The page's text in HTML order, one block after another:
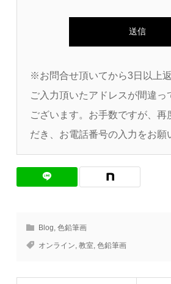
※お問合せ頂いてから3日以上
ご入力頂いたアドレスが間違っ
ございます。お手数ですが、再
だき、お電話番号の入力をお願
Blog ,色鉛筆画
オンライン ,教室 ,色鉛筆画